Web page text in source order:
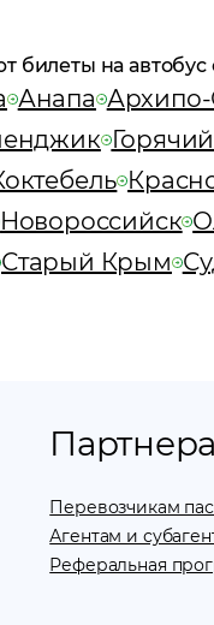
билеты на автобус
Анапа
Новороссийск
Старый Крым
Перевозчикам
Агентам и
Реферальная